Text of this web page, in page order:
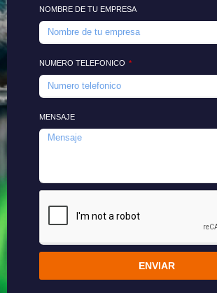
NOMBRE DE TU EMPRESA
NUMERO TELEFONICO
MENSAJE
ENVIAR